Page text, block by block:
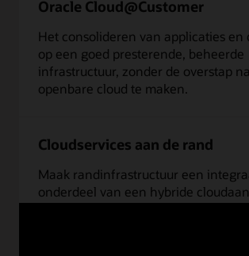
Oracle Cloud@Customer
Het consolideren van applicaties en
op een goed presterende, beheerde
infrastructuur, zonder de overstap
openbare cloud te maken.
Cloudservices aan de rand
Maak randinfrastructuur een
onderdeel van een hybride
consistente applicatie- en